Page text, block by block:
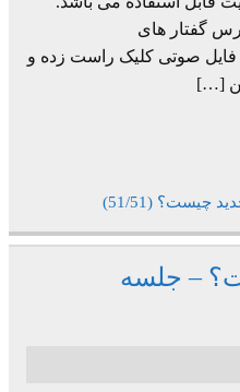
گفتار های
صوتی کلیک راست زده و
[…]
چیست؟ (51/51)
– جلسه